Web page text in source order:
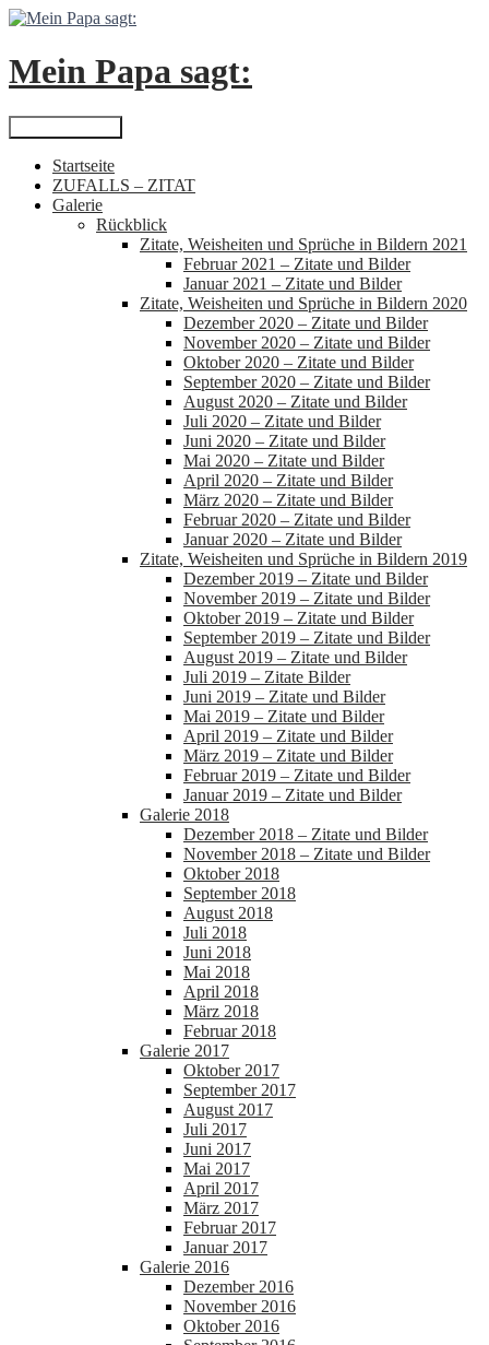
Zum
springen
Mein Papa sagt:
Suchen
Startseite
ZUFALLS – ZITAT
Galerie
Rückblick
Zitate, Weisheiten und Sprüche in Bildern 2021
Februar 2021 – Zitate und Bilder
Januar 2021 – Zitate und Bilder
Zitate, Weisheiten und Sprüche in Bildern 2020
Dezember 2020 – Zitate und Bilder
November 2020 – Zitate und Bilder
Oktober 2020 – Zitate und Bilder
September 2020 – Zitate und Bilder
August 2020 – Zitate und Bilder
Juli 2020 – Zitate und Bilder
Juni 2020 – Zitate und Bilder
Mai 2020 – Zitate und Bilder
April 2020 – Zitate und Bilder
März 2020 – Zitate und Bilder
Februar 2020 – Zitate und Bilder
Januar 2020 – Zitate und Bilder
Zitate, Weisheiten und Sprüche in Bildern 2019
Dezember 2019 – Zitate und Bilder
November 2019 – Zitate und Bilder
Oktober 2019 – Zitate und Bilder
September 2019 – Zitate und Bilder
August 2019 – Zitate und Bilder
Juli 2019 – Zitate Bilder
Juni 2019 – Zitate und Bilder
Mai 2019 – Zitate und Bilder
April 2019 – Zitate und Bilder
März 2019 – Zitate und Bilder
Februar 2019 – Zitate und Bilder
Januar 2019 – Zitate und Bilder
Galerie 2018
Dezember 2018 – Zitate und Bilder
November 2018 – Zitate und Bilder
Oktober 2018
September 2018
August 2018
Juli 2018
Juni 2018
Mai 2018
April 2018
März 2018
Februar 2018
Galerie 2017
Oktober 2017
September 2017
August 2017
Juli 2017
Juni 2017
Mai 2017
April 2017
März 2017
Februar 2017
Januar 2017
Galerie 2016
Dezember 2016
November 2016
Oktober 2016